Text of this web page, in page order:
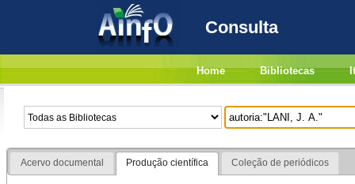
Consulta
Home Bibliotecas
Acervo documental Produção científica Coleção de periódicos